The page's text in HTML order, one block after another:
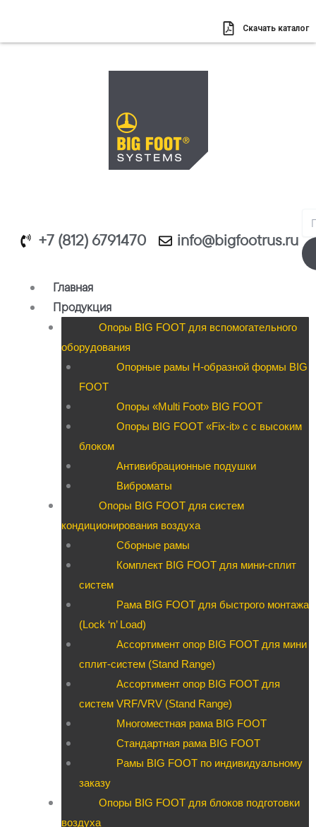
содержимому
Скачать каталог
+7 (812) 6791470 info@bigfootrus.ru
Главная
Продукция
Опоры BIG FOOT для вспомогательного
оборудования
Опорные рамы H-образной формы BIG
FOOT
Опоры «Multi Foot» BIG FOOT
Опоры BIG FOOT «Fix-it» c с высоким
блоком
Антивибрационные подушки
Виброматы
Опоры BIG FOOT для систем
кондиционирования воздуха
Сборные рамы
Комплект BIG FOOT для мини-сплит
систем
Рама BIG FOOT для быстрого монтажа
(Lock ‘n’ Load)
Ассортимент опор BIG FOOT для мини
сплит-систем (Stand Range)
Ассортимент опор BIG FOOT для
систем VRF/VRV (Stand Range)
Многоместная рама BIG FOOT
Стандартная рама BIG FOOT
Рамы BIG FOOT по индивидуальному
заказу
Опоры BIG FOOT для блоков подготовки
воздуха